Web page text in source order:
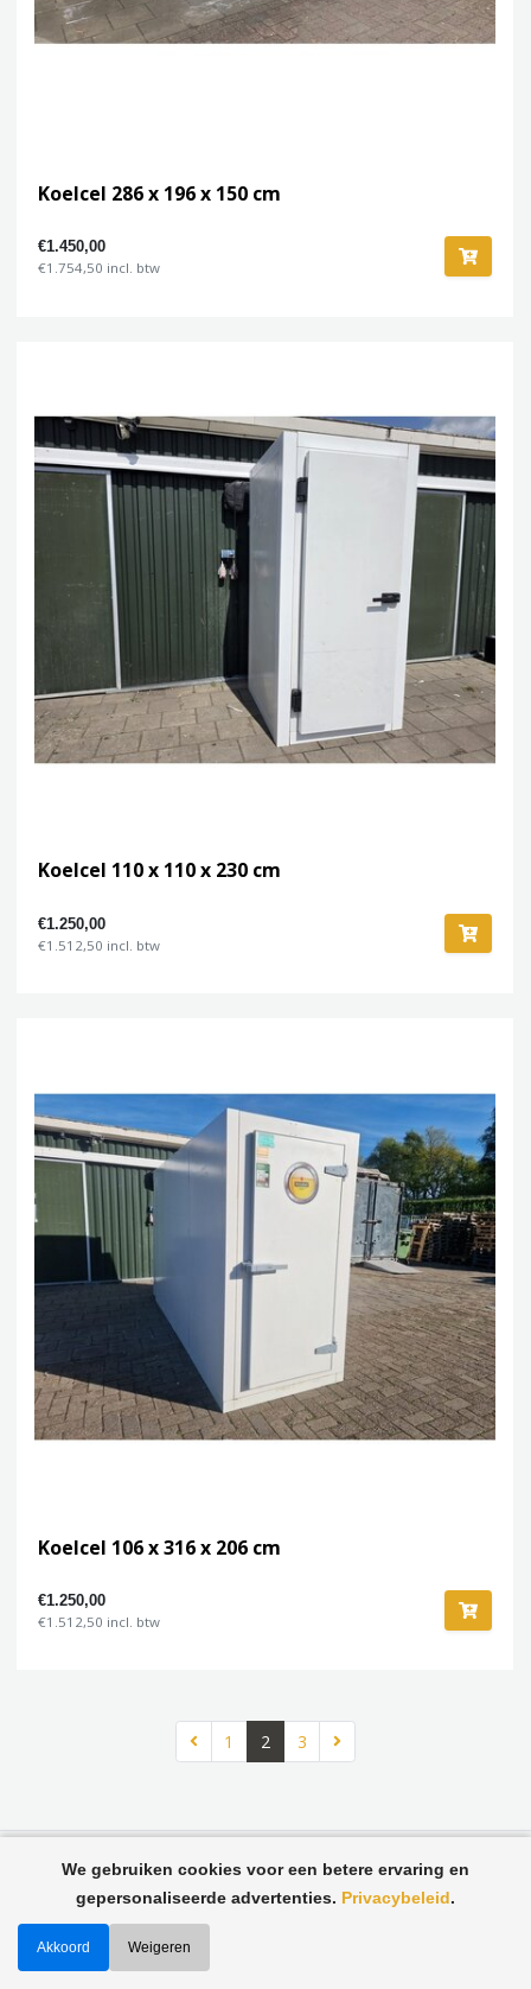
We gebruiken cookies voor een betere ervaring en
gepersonaliseerde advertenties. Privacybeleid.
Akkoord Weigeren
Koelcel 286 x 196 x 150 cm
€1.450,00
€1.754,50 incl. btw
Koelcel 110 x 110 x 230 cm
€1.250,00
€1.512,50 incl. btw
Koelcel 106 x 316 x 206 cm
€1.250,00
€1.512,50 incl. btw
1 2 3
Gebruikte Koelcellen - Betaalbare Koeling voor Elk
Bedrijf!
Gebruikte Koelcellen - Hoogwaardige Kwaliteit voor een